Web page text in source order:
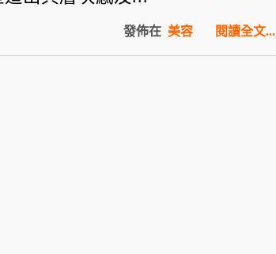
閱讀全文...
發佈在 美容